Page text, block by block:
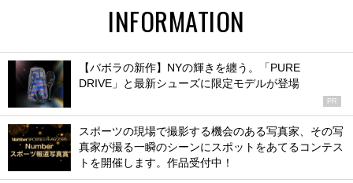
INFORMATION
【バボラの新作】NYの輝きを纏う。「PURE
DRIVE」と最新シューズに限定モデルが登場
PR
スポーツの現場で撮影する機会のある写真家、その写
真家が撮る一瞬のシーンにスポットをあてるコンテス
トを開催します。作品受付中！